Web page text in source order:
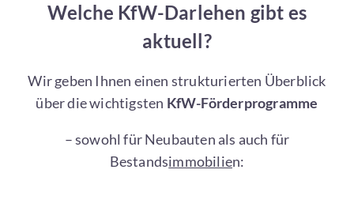
Welche KfW-Darlehen gibt es
aktuell?
Wir geben Ihnen einen strukturierten Überblick
über die wichtigsten KfW-Förderprogramme
– sowohl für Neubauten als auch für
Bestandsimmobilien: